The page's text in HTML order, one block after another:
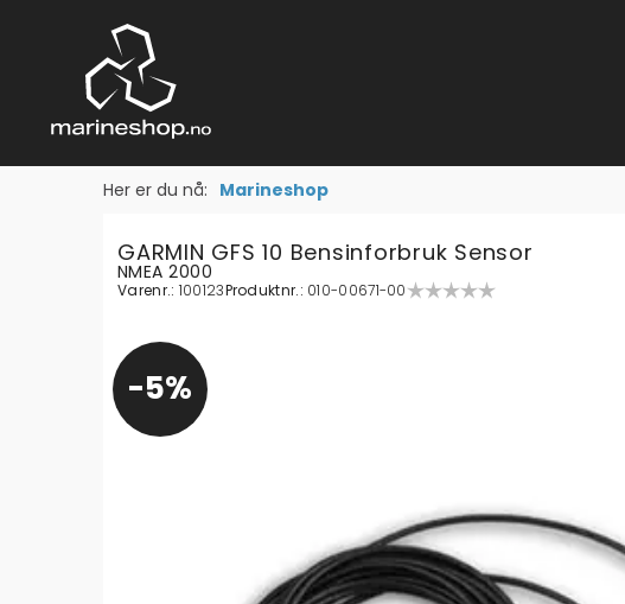
Her er du nå: Marineshop
GARMIN GFS 10 Bensinforbruk Sensor
NMEA 2000
Varenr.: 100123Produktnr.: 010-00671-00
5%